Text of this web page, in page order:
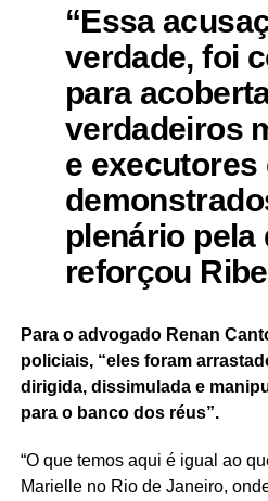
“Essa
verdade, foi
para
verdadeiros
e executores
plenário pela
reforçou
Para o advogado Renan
policiais, “eles foram
dirigida, dissimulada e
para o banco dos réus”.
“O que temos aqui é igual ao
Marielle no Rio de Janeiro,